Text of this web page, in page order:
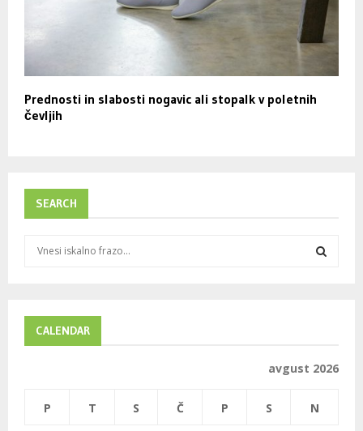
Prednosti in slabosti nogavic ali stopalk v poletnih
čevljih
SEARCH
f
C
CALENDAR
avgust 2026
P T S Č P S N